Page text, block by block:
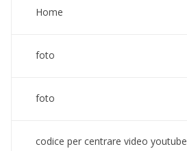
Home
foto
foto
codice per centrare video youtube